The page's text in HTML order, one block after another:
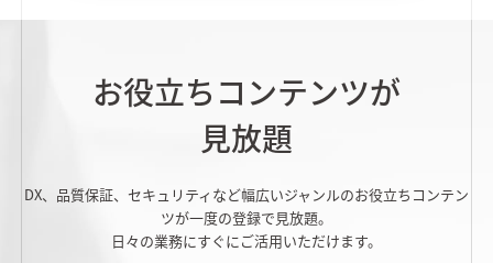
お役立ちコンテンツが
見放題
DX、品質保証、セキュリティなど幅広いジャンルのお役立ちコンテン
ツが一度の登録で見放題。
日々の業務にすぐにご活用いただけます。